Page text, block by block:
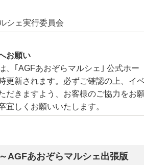
シェ実行委員会
お願い
、｢AGFあおぞらマルシェ｣ 公式ホー
更新されます。必ずご確認の上、イ
だきますよう、お客様のご協力をお
宜しくお願いいたします。
AGFあおぞらマルシェ出張版